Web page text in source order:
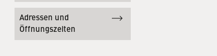
Adressen und
Öffnungszeiten